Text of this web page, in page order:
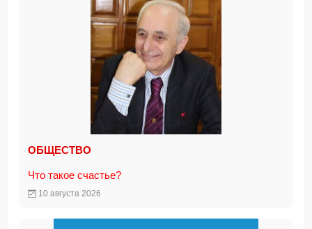
ОБЩЕСТВО
Что такое счастье?
10 августа 2026